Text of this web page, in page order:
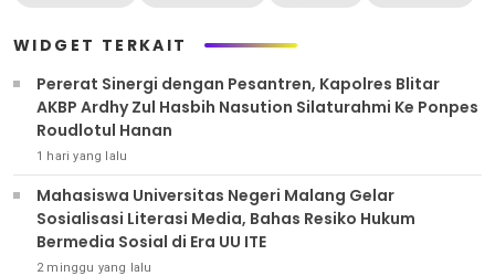
WIDGET TERKAIT
Pererat Sinergi dengan Pesantren, Kapolres Blitar
AKBP Ardhy Zul Hasbih Nasution Silaturahmi Ke Ponpes
Roudlotul Hanan
1 hari yang lalu
Mahasiswa Universitas Negeri Malang Gelar
Sosialisasi Literasi Media, Bahas Resiko Hukum
Bermedia Sosial di Era UU ITE
2 minggu yang lalu